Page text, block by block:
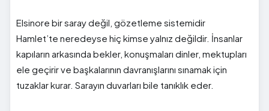
Elsinore bir saray değil, gözetleme sistemidir
Hamlet’te neredeyse hiç kimse yalnız değildir. İnsanlar
kapıların arkasında bekler, konuşmaları dinler, mektupları
ele geçirir ve başkalarının davranışlarını sınamak için
tuzaklar kurar. Sarayın duvarları bile tanıklık eder.